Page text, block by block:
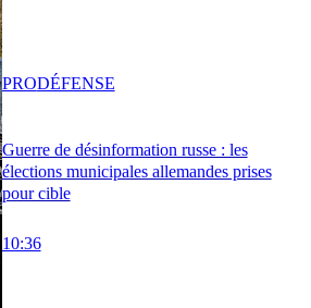
Guerre de désinformation russe : les
élections municipales allemandes prises
pour cible
10:36
PRODÉFENSE